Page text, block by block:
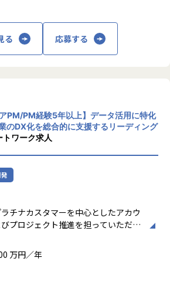
：専門性と技術力、高度な分析ノ
るため、私たちは「プロフェッショ
ビスの大衆化」をミッションとして
ります。高い専門性を持った技術
経験から得られた多様性のある高度
をハイクオリティ＆ローコストで提
とで、企業の競争優位確保に貢献す
私たちは使命としております。
げて、理想企業の創造に向け、「社
燃える会社」を目指しています。理
業です。そして、社員全員が燃え続
客様に対する長期的な貢献を果たす
る 応募する
PM/PM経験5年以上】データ活用に特化
のDX化を総合的に支援するリーディング
トワーク求人
チナカスタマーを中心としたアカウ
プロジェクト推進を担っていただき
ウントプランの策定・実行
を踏まえた中長期ロードマップの
案活動および受注に向けたアクシ
万円／年